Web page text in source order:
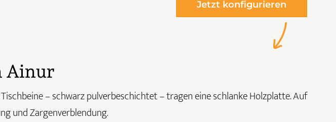
Jetzt konfigurieren
Ainur
– schwarz pulverbeschichtet – tragen eine schlanke Holzplatte. Auf
und Zargenverblendung.